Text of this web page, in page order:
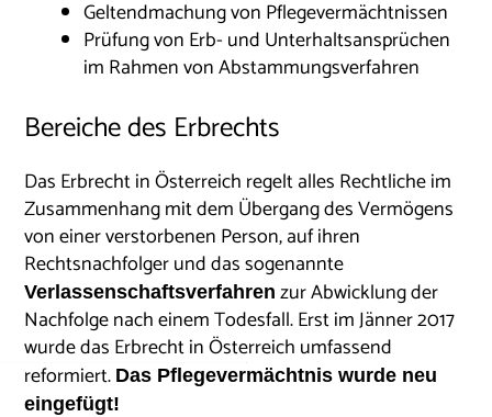
Geltendmachung von Pflegevermächtnissen
Prüfung von Erb- und Unterhaltsansprüchen
im Rahmen von Abstammungsverfahren
Bereiche des Erbrechts
Das Erbrecht in Österreich regelt alles Rechtliche im
Zusammenhang mit dem Übergang des Vermögens
von einer verstorbenen Person, auf ihren
Rechtsnachfolger und das sogenannte
Verlassenschaftsverfahren zur Abwicklung der
Nachfolge nach einem Todesfall. Erst im Jänner 2017
wurde das Erbrecht in Österreich umfassend
reformiert. Das Pflegevermächtnis wurde neu
eingefügt!